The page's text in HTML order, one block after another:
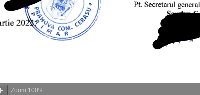
Zoom 100%